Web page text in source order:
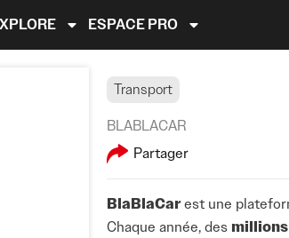
ESPACE PRO
Transport
BLABLACAR
Partager
BlaBlaCarest une
Chaque année, des